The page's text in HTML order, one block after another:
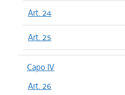
Art. 24
Art. 25
Capo IV
Art. 26